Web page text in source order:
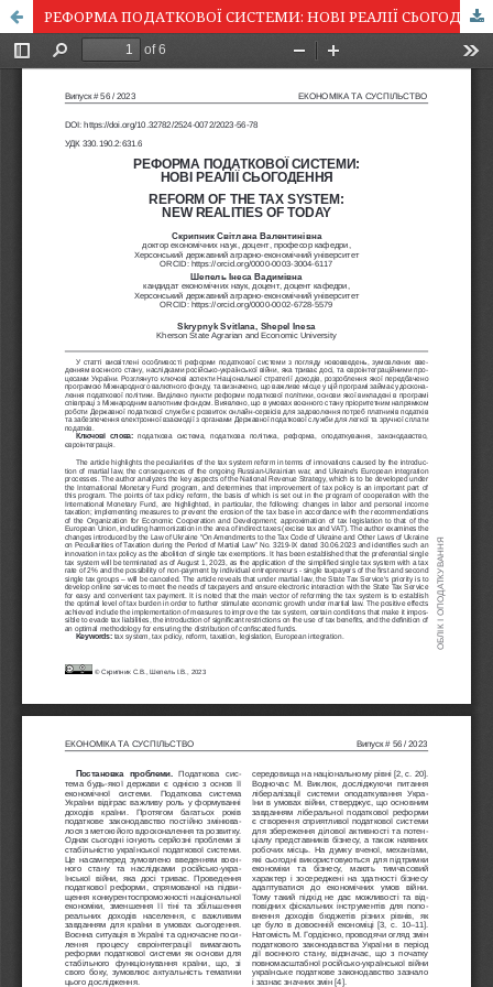
РЕФОРМА ПОДАТКОВОЇ СИСТЕМИ: НОВІ РЕАЛІЇ СЬОГОДЕННЯ